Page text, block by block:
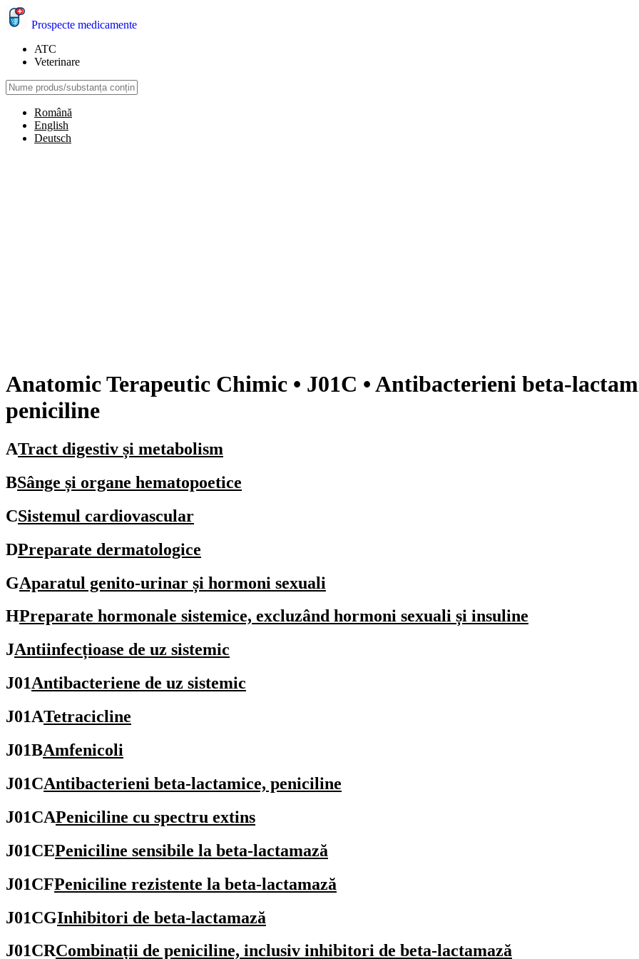
Prospecte medicamente
ATC
Veterinare
Română
English
Deutsch
Anatomic Terapeutic Chimic • J01C • Antibacterieni beta-
peniciline
ATract digestiv și metabolism
BSânge și organe hematopoetice
CSistemul cardiovascular
DPreparate dermatologice
GAparatul genito-urinar și hormoni sexuali
HPreparate hormonale sistemice, excluzând hormoni sexuali și insuline
JAntiinfecțioase de uz sistemic
J01Antibacteriene de uz sistemic
J01ATetracicline
J01BAmfenicoli
J01CAntibacterieni beta-lactamice, peniciline
J01CAPeniciline cu spectru extins
J01CEPeniciline sensibile la beta-lactamază
J01CFPeniciline rezistente la beta-lactamază
J01CGInhibitori de beta-lactamază
J01CRCombinații de peniciline, inclusiv inhibitori de beta-lactamază